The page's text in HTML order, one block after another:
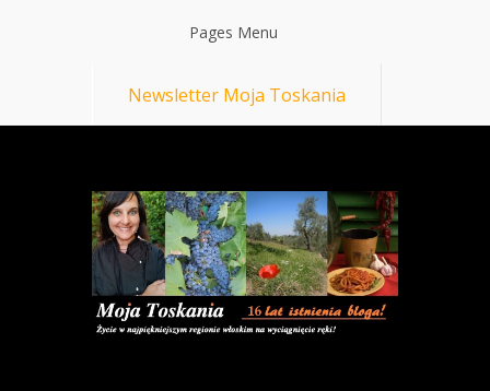
Pages Menu
Newsletter Moja Toskania